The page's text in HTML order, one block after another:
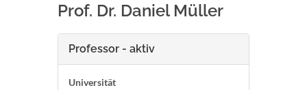
Prof. Dr. Daniel Müller
Professor - aktiv
Universität